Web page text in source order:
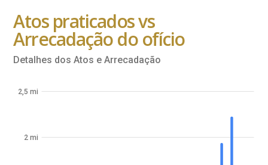
Atos praticados vs
Arrecadação do ofício
Detalhes dos Atos e Arrecadação
2 mi
2,5 mi